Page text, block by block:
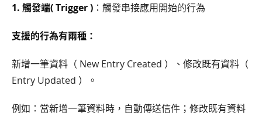
1. 觸發端( Trigger ) ：觸發串接應用開始的行為
支援的行為有兩種：
新增一筆資料（ New Entry Created ）、修改既有資料（
Entry Updated ）。
例如：當新增一筆資料時，自動傳送信件；修改既有資料